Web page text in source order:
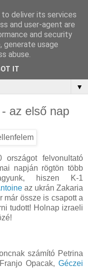
▼
az első nap
felvonultató
napján rögtön több
hiszen K-1
az ukrán Zakaria
már össze is csapott a
tudott! Holnap izraeli
számító Petrina
Opacak, Géczei
deliver its services
and user-agent are
and security
generate usage
abuse.
IT